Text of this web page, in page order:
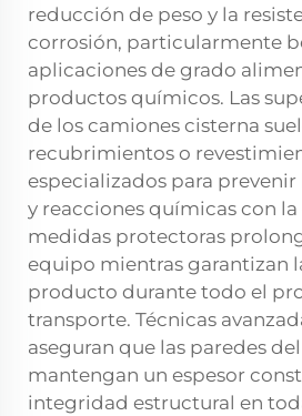
reducción de peso y la
corrosión, particularmente
aplicaciones de grado
productos químicos. Las
de los camiones cisterna
recubrimientos o
especializados para
y reacciones químicas con la
medidas protectoras
equipo mientras garantizan
producto durante todo el
transporte. Técnicas
aseguran que las paredes
mantengan un espesor
integridad estructural en